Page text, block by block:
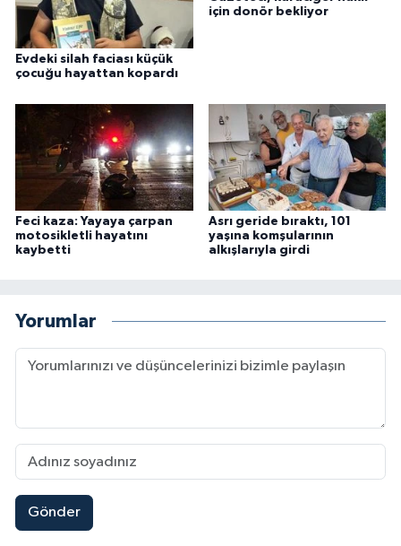
Evdeki silah faciası küçük
çocuğu hayattan kopardı
için donör bekliyor
Feci kaza: Yayaya çarpan
motosikletli hayatını
kaybetti
Asrı geride bıraktı, 101
yaşına komşularının
alkışlarıyla girdi
Yorumlar
Gönder